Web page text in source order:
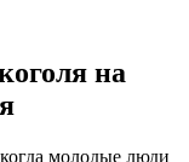
на
молодые люди